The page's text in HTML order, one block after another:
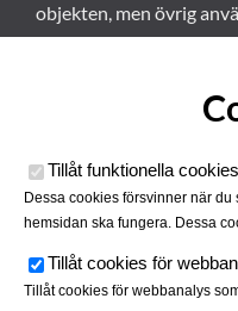
objekten, men övrig
Tillåt funktionella cookies
Dessa cookies försvinner när
hemsidan ska fungera. Dessa
Tillåt cookies för
Tillåt cookies för webbanalys